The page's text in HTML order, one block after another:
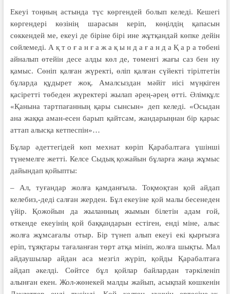
Екеуі тоңның астында түс көргендей болып келеді. Кешегі
көргендері көзінің шарасын керіп, көңілдің қапасын
сөккендей ме, екеуі де біріне бірі ине жұтқандай көпке дейін
сөйлемеді. А қ т о ғ а н ғ а ж а қ ы н д а ғ а н д а Қ а р а төбені
айналып өтейін десе алды көл де, төменгі жағы саз бен ну
қамыс. Сөніп қалған жүректі, өліп қалған сүйекті тірілтетін
бұларда құдырет жоқ. Амалсыздан мәйіт иісі мүңкіген
қасіретті төбеден жүректері жылап әрең-әрең өтті. Әлімқұл:
«Қанына тартпағанның қары сынсын» деп келеді. «Осыдан
ана жаққа аман-есен барып қайтсам, жандарыңнан бір қарыс
аттап алысқа кетпеспін»…
Бұлар әдеттегідей көп мехнат көріп Қарабалтаға үшінші
түнемелге жетті. Келсе Сыдық қожайын бұларға жаңа жұмыс
дайындап қойыпты:
– Ал, туғандар жолға қамданғыла. Тоқмоқтан қой айдап
келебиз,-деді салған жерден. Бұл екеуіне қой малы бесенеден
үйір. Қожойын да жыланның жымын білетін адам ғой,
өткенде екеуінің қой баққандарын естіген, енді міне, алыс
жолға жұмсағалы отыр. Бір түнеп алып екеуі екі қырғызға
еріп, тұяқтары тағаланған төрт атқа мініп, жолға шықты. Мал
айдаушылар айдан аса мезгіл жүріп, қойды Қарабалтаға
айдап әкелді. Сөйтсе бұл қойлар байлардан тәркіленіп
алынған екен. Жол-жөнекей малды жайып, асықпай көшкенін